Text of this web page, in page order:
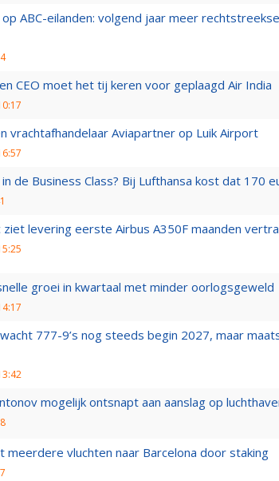
ABC-eilanden: volgend jaar meer
CEO moet het tij keren voor geplaagd Air India
vrachtafhandelaar Aviapartner op Luik Airport
de Business Class? Bij Lufthansa kost dat 170
ziet levering eerste Airbus A350F maanden
groei in kwartaal met minder oorlogsgeweld
777-9’s nog steeds begin 2027, maar
mogelijk ontsnapt aan aanslag op
meerdere vluchten naar Barcelona door staking